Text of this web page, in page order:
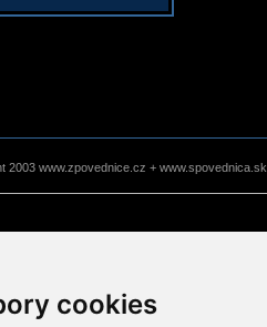
cookies
2003 www.zpovednice.cz + www.spovednica.sk